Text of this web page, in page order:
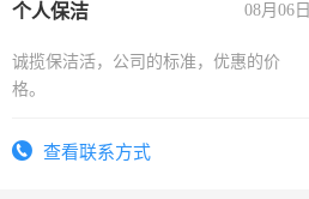
个人保洁 08月06日
诚揽保洁活，公司的标准，优惠的价
格。
查看联系方式